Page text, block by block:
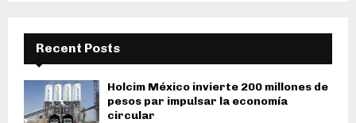
Recent Posts
Holcim México invierte 200 millones de
pesos par impulsar la economía
circular